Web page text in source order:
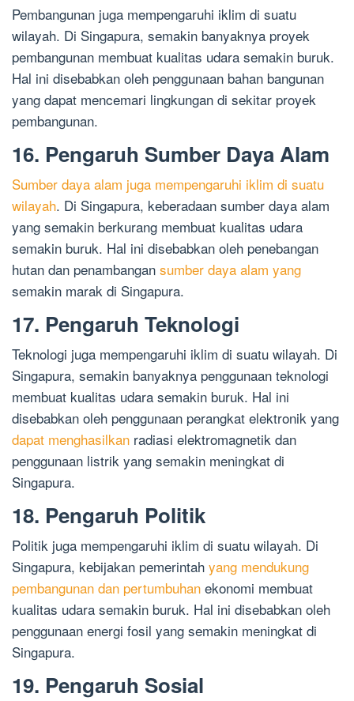
Pembangunan juga mempengaruhi iklim di suatu
wilayah. Di Singapura, semakin banyaknya proyek
pembangunan membuat kualitas udara semakin buruk.
Hal ini disebabkan oleh penggunaan bahan bangunan
yang dapat mencemari lingkungan di sekitar proyek
pembangunan.
16. Pengaruh Sumber Daya Alam
Sumber daya alam juga mempengaruhi iklim di suatu
wilayah. Di Singapura, keberadaan sumber daya alam
yang semakin berkurang membuat kualitas udara
semakin buruk. Hal ini disebabkan oleh penebangan
hutan dan penambangan sumber daya alam yang
semakin marak di Singapura.
17. Pengaruh Teknologi
Teknologi juga mempengaruhi iklim di suatu wilayah. Di
Singapura, semakin banyaknya penggunaan teknologi
membuat kualitas udara semakin buruk. Hal ini
disebabkan oleh penggunaan perangkat elektronik yang
dapat menghasilkan radiasi elektromagnetik dan
penggunaan listrik yang semakin meningkat di
Singapura.
18. Pengaruh Politik
Politik juga mempengaruhi iklim di suatu wilayah. Di
Singapura, kebijakan pemerintah yang mendukung
pembangunan dan pertumbuhan ekonomi membuat
kualitas udara semakin buruk. Hal ini disebabkan oleh
penggunaan energi fosil yang semakin meningkat di
Singapura.
19. Pengaruh Sosial